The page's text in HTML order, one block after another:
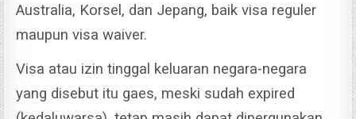
Australia, Korsel, dan Jepang, baik visa reguler
maupun visa waiver.
Visa atau izin tinggal keluaran negara-negara
yang disebut itu gaes, meski sudah expired